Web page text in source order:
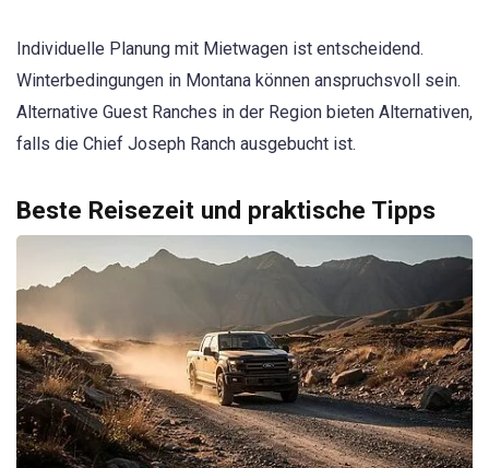
Individuelle Planung mit Mietwagen ist entscheidend.
Winterbedingungen in Montana können anspruchsvoll sein.
Alternative Guest Ranches in der Region bieten Alternativen,
falls die Chief Joseph Ranch ausgebucht ist.
Beste Reisezeit und praktische Tipps